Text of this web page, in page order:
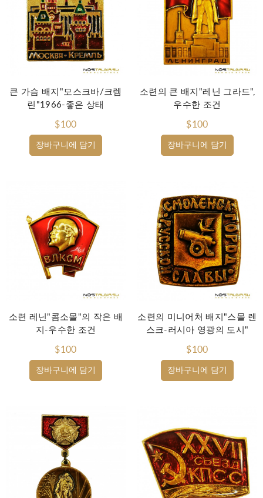
장바구니에 담기
큰 가슴 배지"모스크바/크렘
린"1966-좋은 상태
$100
장바구니에 담기
소련의 큰 배지"레닌 그라드",
우수한 조건
$100
장바구니에 담기
소련 레닌"콤소몰"의 작은 배
지-우수한 조건
$100
장바구니에 담기
소련의 미니어처 배지"스몰 렌
스크-러시아 영광의 도시"
$100